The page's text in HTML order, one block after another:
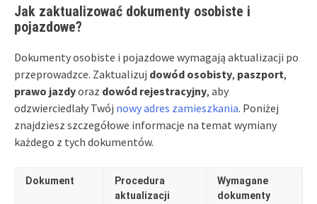
Jak zaktualizować dokumenty osobiste i
pojazdowe?
Dokumenty osobiste i pojazdowe wymagają aktualizacji po
przeprowadzce. Zaktualizuj dowód osobisty, paszport,
prawo jazdyoraz dowód rejestracyjny, aby
odzwierciedlały Twój nowy adres zamieszkania. Poniżej
znajdziesz szczegółowe informacje na temat wymiany
każdego z tych dokumentów.
Dokument
Procedura
aktualizacji
Wymagane
dokumenty